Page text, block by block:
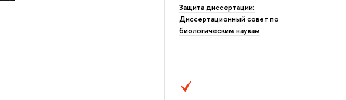
Защита диссертации:
Диссертационный совет по
биологическим наукам